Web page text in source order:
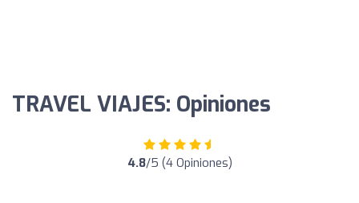
TRAVEL VIAJES: Opiniones
4.8/5 (4 Opiniones)